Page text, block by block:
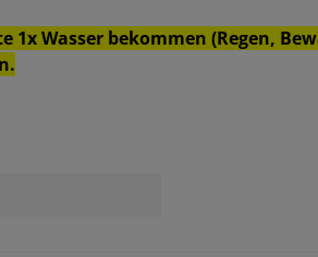
1x Wasser bekommen (Regen,